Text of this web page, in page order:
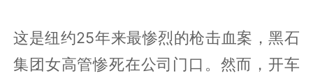
这是纽约25年来最惨烈的枪击血案，黑石
集团女高管惨死在公司门口。然而，开车